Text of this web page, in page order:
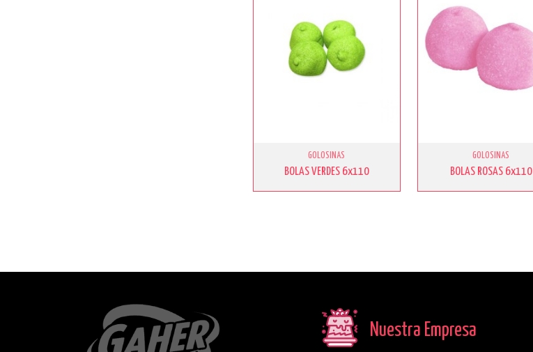
GOLOSINAS
BOLAS VERDES 6x110
GOLOSINAS
BOLAS ROSAS 6x110
Nuestra Empresa